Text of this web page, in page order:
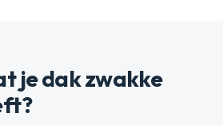
je dak zwakke